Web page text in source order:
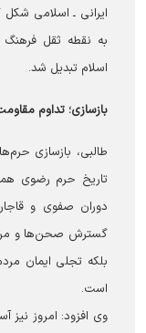
ایرانی ـ اسلامی
به نقطه ثقل
اسلام تبدیل شد.
بازسازی؛ تداوم
طالبی، بازسازی
تاریخ حرم رضوی
دوران صفوی و
گسترش صحن‌ها و مرمت
بلکه تجلی ایمان
است.
وی افزود: امروز